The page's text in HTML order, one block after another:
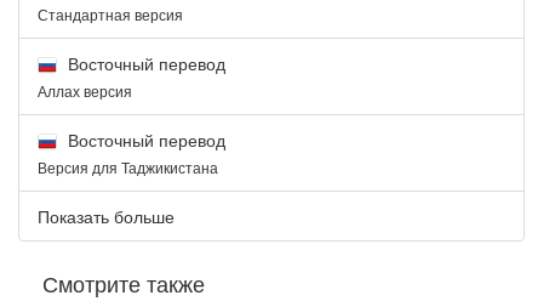
Стандартная версия
Восточный перевод
Аллах версия
Восточный перевод
Версия для Таджикистана
Показать больше
Смотрите также